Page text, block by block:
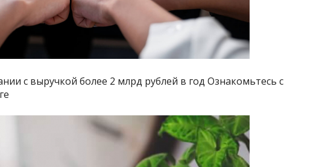
с выручкой более 2 млрд рублей в год Ознакомьтесь с